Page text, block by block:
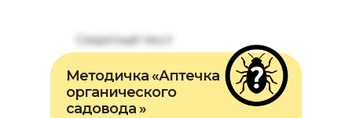
Секретный текст
Методичка «Аптечка
органического
садовода »